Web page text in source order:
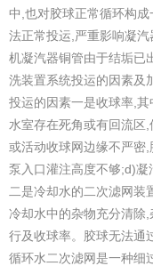
中,也对胶球正常循环构
法正常投运,严重影响凝
机凝汽器铜管由于结垢已
洗装置系统投运的因素及
投运的因素一是收球率,
水室存在死角或有回流区
或活动收球网边缘不严密
泵入口灌注高度不够;d)凝
二是冷却水的二次滤网装
冷却水中的杂物充分清除
行及收球率。胶球无法通
循环水二次滤网是一种细